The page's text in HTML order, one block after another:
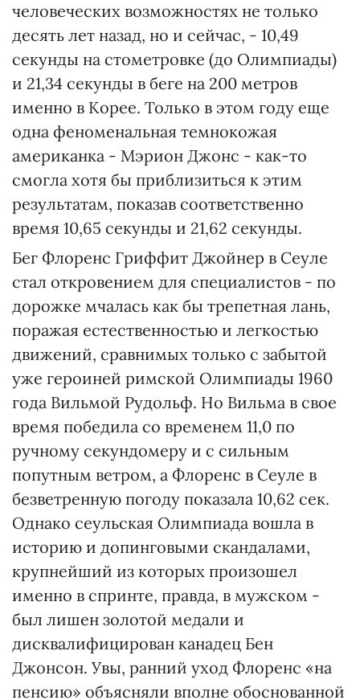
человеческих возможностях не только
десять лет назад, но и сейчас, - 10,49
секунды на стометровке (до Олимпиады)
и 21,34 секунды в беге на 200 метров
именно в Корее. Только в этом году еще
одна феноменальная темнокожая
американка - Мэрион Джонс - как-то
смогла хотя бы приблизиться к этим
результатам, показав соответственно
время 10,65 секунды и 21,62 секунды.
Бег Флоренс Гриффит Джойнер в Сеуле
стал откровением для специалистов - по
дорожке мчалась как бы трепетная лань,
поражая естественностью и легкостью
движений, сравнимых только с забытой
уже героиней римской Олимпиады 1960
года Вильмой Рудольф. Но Вильма в свое
время победила со временем 11,0 по
ручному секундомеру и с сильным
попутным ветром, а Флоренс в Сеуле в
безветренную погоду показала 10,62 сек.
Однако сеульская Олимпиада вошла в
историю и допинговыми скандалами,
крупнейший из которых произошел
именно в спринте, правда, в мужском -
был лишен золотой медали и
дисквалифицирован канадец Бен
Джонсон. Увы, ранний уход Флоренс «на
пенсию» объясняли вполне обоснованной